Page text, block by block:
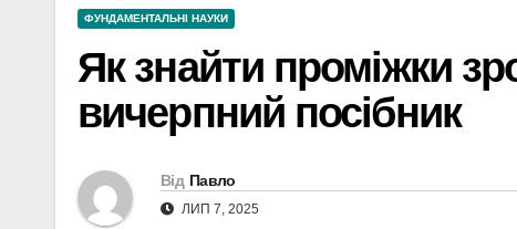
ФУНДАМЕНТАЛЬНІ НАУКИ
Як знайти проміжки
вичерпний посібник
Від Павло
ЛИП 7, 2025